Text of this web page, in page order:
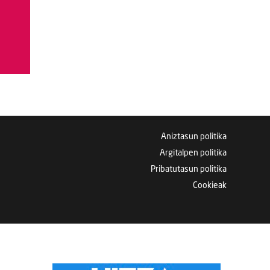
Aniztasun politika
Argitalpen politika
Pribatutasun politika
Cookieak